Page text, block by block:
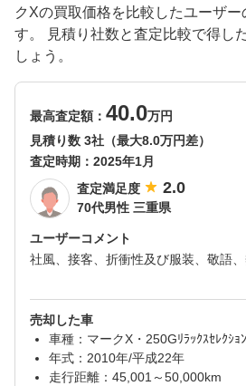
クXの買取価格を比較したユーザ
す。 見積り社数と査定比較で得し
しょう。
最高査定額： 40.0万円
見積り数 3社（最大8.0万円差）
査定時期： 2025年1月
査定満足度
2.0
70代男性 三重県
ユーザーコメント
社風、接客、折衝性及び服装、敬語
売却した車
車種：マークX・250Gﾘﾗｯｸｽｾﾚｸｼｮﾝ
年式：2010年/平成22年
走行距離：45,001～50,000km